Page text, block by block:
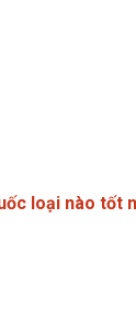
loại nào tốt